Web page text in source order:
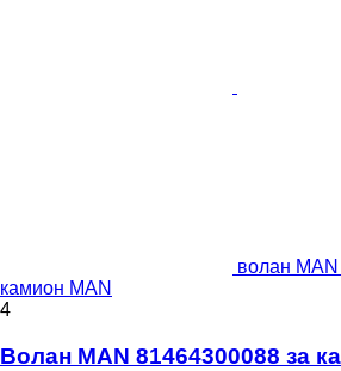
волан
камион MAN
4
Волан MAN 81464300088 за